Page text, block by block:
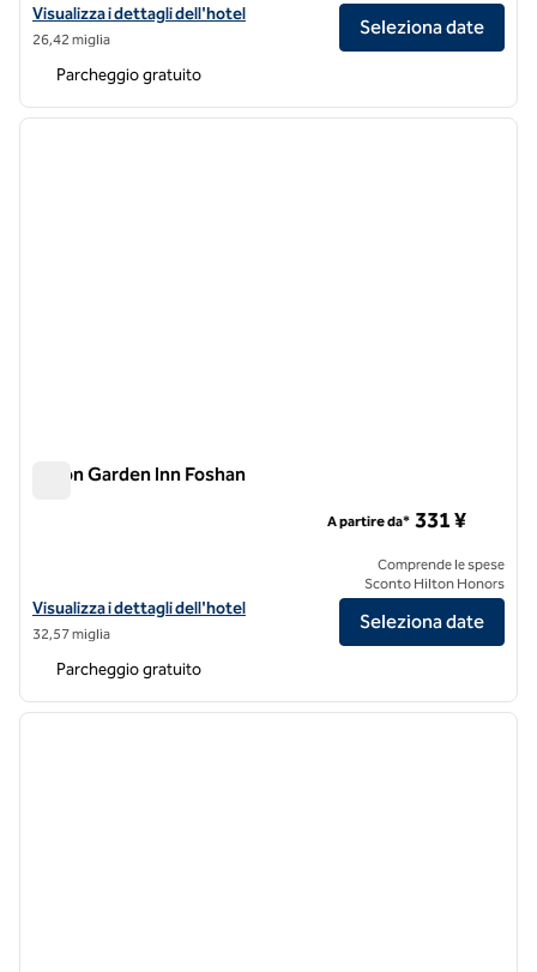
Visualizza i dettagli dell'hotel Hilton Garden Inn Foshan Tanzhou
Visualizza i dettagli dell'hotel
26,42 miglia
Seleziona date
Parcheggio gratuito
1 di 11
Hilton Garden Inn Foshan
Visualizza i dettagli dell'hotel Hilton Garden Inn Foshan
Visualizza i dettagli dell'hotel
32,57 miglia
A partire da* 331 ¥
Comprende le spese
Sconto Hilton Honors
Seleziona date
Parcheggio gratuito
1 di 12